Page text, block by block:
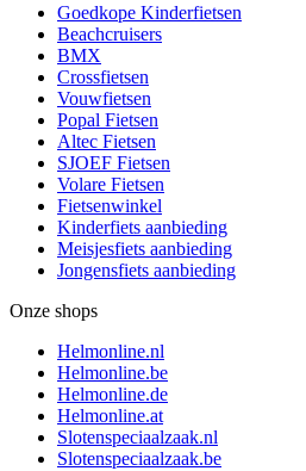
Goedkope Kinderfietsen
Beachcruisers
BMX
Crossfietsen
Vouwfietsen
Popal Fietsen
Altec Fietsen
SJOEF Fietsen
Volare Fietsen
Fietsenwinkel
Kinderfiets aanbieding
Meisjesfiets aanbieding
Jongensfiets aanbieding
Onze shops
Helmonline.nl
Helmonline.be
Helmonline.de
Helmonline.at
Slotenspeciaalzaak.nl
Slotenspeciaalzaak.be